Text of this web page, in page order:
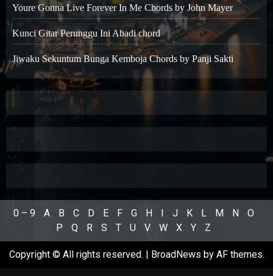
Youre Gonna Live Forever In Me Chords by John Mayer
Kunci Gitar Perunggu Ini Abadi chord
Jiwaku Sekuntum Bunga Kemboja Chords by Panji Sakti
0 – 9 A B C D E F G H I J K L M N
O
P
Q R S T U V W X Y Z
Copyright © All rights reserved. | BroadNews by AF themes.